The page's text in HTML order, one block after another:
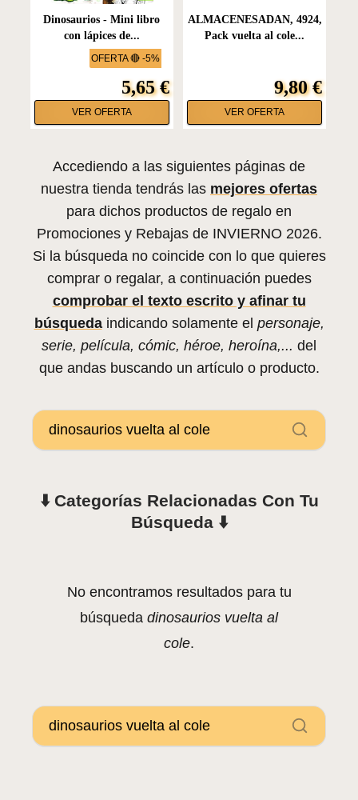
OFERTA 🔴 -5%
Dinosaurios - Mini libro
con lápices de...
5,65 €
VER OFERTA
ALMACENESADAN, 4924,
Pack vuelta al cole...
9,80 €
VER OFERTA
Accediendo a las siguientes páginas de
nuestra tienda tendrás las mejores ofertas
para dichos productos de regalo en
Promociones y Rebajas de INVIERNO 2026.
Si la búsqueda no coincide con lo que quieres
comprar o regalar, a continuación puedes
comprobar el texto escrito y afinar tu
búsquedaindicando solamente el personaje,
serie, película, cómic, héroe, heroína,... del
que andas buscando un artículo o producto.
⬇️ Categorías Relacionadas Con Tu
Búsqueda ⬇️
No encontramos resultados para tu
búsqueda dinosaurios vuelta al
cole.